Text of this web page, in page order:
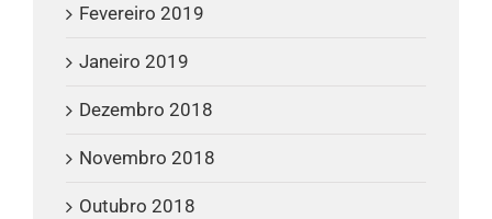
Fevereiro 2019
Janeiro 2019
Dezembro 2018
Novembro 2018
Outubro 2018